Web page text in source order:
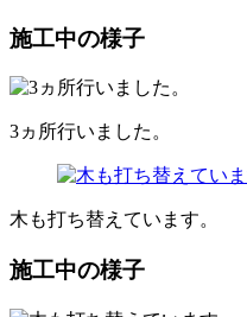
施工中の様子
3ヵ所行いました。
木も打ち替えています。
施工中の様子